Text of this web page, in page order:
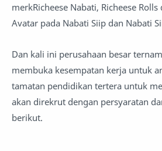
merkRicheese Nabati, Richeese Rolls
Avatar pada Nabati Siip dan Nabati
Dan kali ini perusahaan besar
membuka kesempatan kerja untuk
tamatan pendidikan tertera untuk
akan direkrut dengan persyaratan
berikut.